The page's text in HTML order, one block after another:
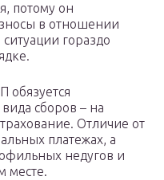
потому он
в отношении
гораздо
обязуется
сборов – на
Отличие от
платежах, а
недугов и
месте.